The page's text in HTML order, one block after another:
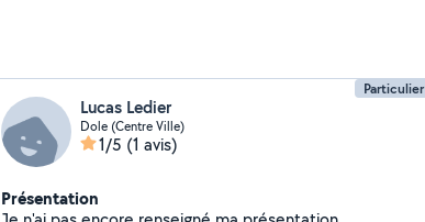
Particulier
Lucas Ledier
Dole (Centre Ville)
1/5 (1 avis)
Présentation